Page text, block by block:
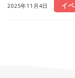
2025年11月4日 イ